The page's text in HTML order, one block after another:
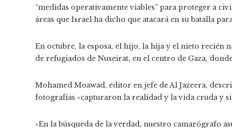
“medidas operativamente viables” para proteger a
áreas que Israel ha dicho que atacará en su batalla
En octubre, la esposa, el hijo, la hija y el nieto recién
de refugiados de Nuseirat, en el centro de Gaza,
Mohamed Moawad, editor en jefe de Al Jazeera,
fotografías «capturaron la realidad y la vida cruda y
«En la búsqueda de la verdad, nuestro camarógrafo